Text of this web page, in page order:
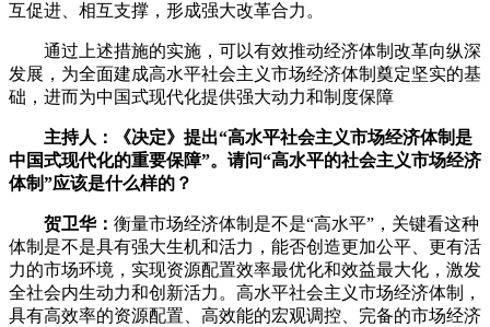
互促进、相互支撑，形成强大改革合力‌。
通过上述措施的实施，可以有效推动经济体制改革向纵深
发展，为全面建成高水平社会主义市场经济体制奠定坚实的基
础，进而为中国式现代化提供强大动力和制度保障‌‌
主持人：《决定》提出“高水平社会主义市场经济体制是
中国式现代化的重要保障”。请问“高水平的社会主义市场经济
体制”应该是什么样的？
贺卫华： 衡量市场经济体制是不是“高水平”，关键看这种
体制是不是具有强大生机和活力，能否创造更加公平、更有活
力的市场环境，实现资源配置效率最优化和效益最大化，激发
全社会内生动力和创新活力。高水平社会主义市场经济体制，
具有高效率的资源配置、高效能的宏观调控、完备的市场经济